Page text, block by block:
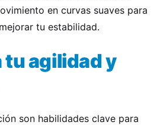
en curvas suaves para
tu estabilidad.
tu agilidad y
son habilidades clave para